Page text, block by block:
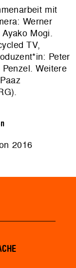
mit
Werner
Mogi.
TV,
Peter
Weitere
2016